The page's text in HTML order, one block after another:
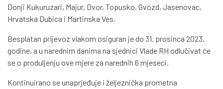
Donji Kukuruzari, Majur, Dvor, Topusko, Gvozd, Jasenovac,
Hrvatska Dubica i Martinska Ves.
Besplatan prijevoz vlakom osiguran je do 31. prosinca 2023.
godine, a u narednim danima na sjednici Vlade RH odlučivat će
se o produljenju ove mjere za narednih 6 mjeseci.
Kontinuirano se unaprjeđuje i željeznička prometna